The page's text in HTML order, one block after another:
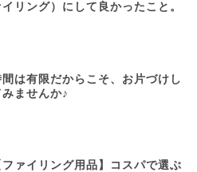
イリング）にして良かったこと。
間は有限だからこそ、お片づけし
みませんか♪
ファイリング用品】コスパで選ぶ